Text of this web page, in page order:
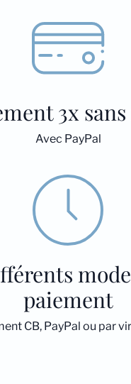
3x
Avec PayPal
paiement
CB, PayPal ou par